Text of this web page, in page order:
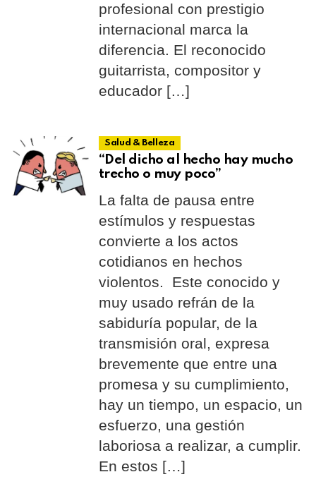
profesional con prestigio
internacional marca la
diferencia. El reconocido
guitarrista, compositor y
educador […]
Salud & Belleza
“Del dicho al hecho hay mucho
trecho o muy poco”
La falta de pausa entre
estímulos y respuestas
convierte a los actos
cotidianos en hechos
violentos. Este conocido y
muy usado refrán de la
sabiduría popular, de la
transmisión oral, expresa
brevemente que entre una
promesa y su cumplimiento,
hay un tiempo, un espacio, un
esfuerzo, una gestión
laboriosa a realizar, a cumplir.
En estos […]